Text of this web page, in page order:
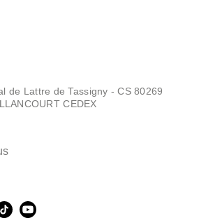
de Lattre de Tassigny - CS 80269
CEDEX